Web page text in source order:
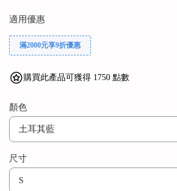
適用優惠
滿2000元享9折優惠
購買此產品可獲得 1750 點數
顏色
尺寸